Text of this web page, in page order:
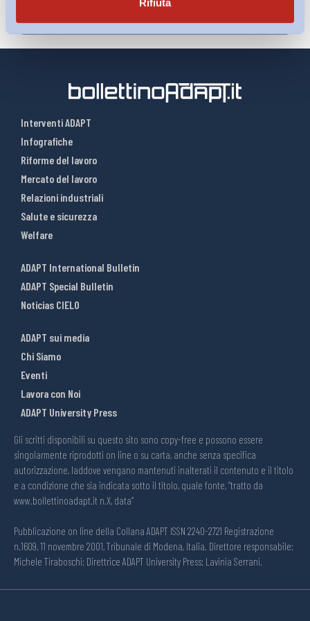
Rifiuta
Interventi ADAPT
Infografiche
Riforme del lavoro
Mercato del lavoro
Relazioni industriali
Salute e sicurezza
Welfare
ADAPT International Bulletin
ADAPT Special Bulletin
Noticias CIELO
ADAPT sui media
Chi Siamo
Eventi
Lavora con Noi
ADAPT University Press
Gli scritti disponibili su questo sito sono copy-free e possono essere
singolarmente riprodotti on line o su carta, anche senza specifica
autorizzazione, laddove vengano mantenuti inalterati il contenuto e il titolo
e a condizione che sia indicata sotto il titolo, quale fonte, “tratto da
www.bollettinoadapt.it n.X, data“
Pubblicazione on line della Collana ADAPT ISSN 2240-2721 Registrazione
n.1609, 11 novembre 2001, Tribunale di Modena, Italia. Direttore responsabile:
Michele Tiraboschi; Direttrice ADAPT University Press: Lavinia Serrani.